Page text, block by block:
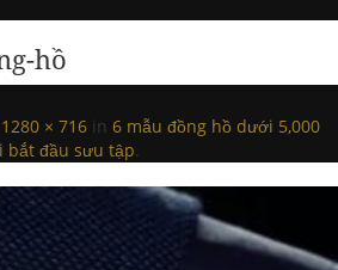
hồ
1280 × 716 in 6 mẫu đồng hồ dưới 5,000
bắt đầu sưu tập.